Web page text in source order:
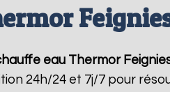
eau Thermor
24h/24 et 7j/7 pour